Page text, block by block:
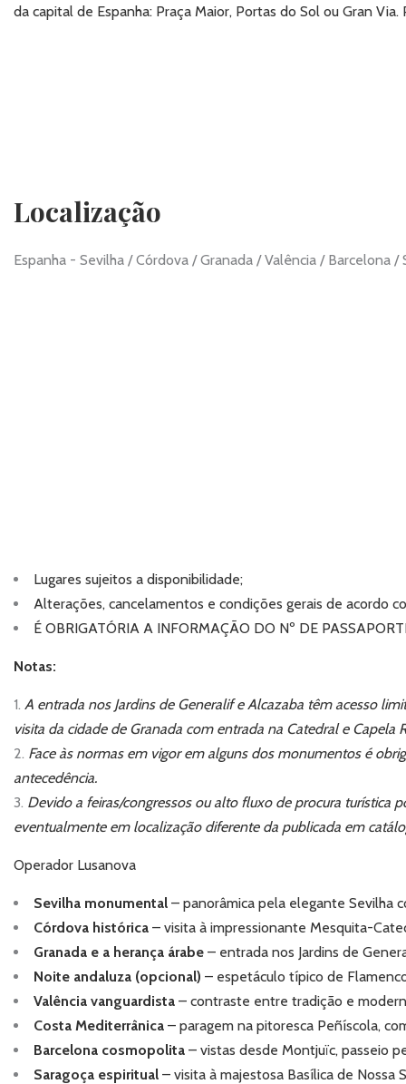
da capital de Espanha: Praça Maior, Portas do Sol ou Gran
Localização
Espanha - Sevilha / Córdova / Granada / Valência / Barcelona /
Lugares sujeitos a disponibilidade;
Alterações, cancelamentos e condições gerais de acordo
É OBRIGATÓRIA A INFORMAÇÃO DO Nº DE
Notas:
A entrada nos Jardins de Generalif e Alcazaba têm acesso
visita da cidade de Granada com entrada na Catedral e Capela
Face às normas em vigor em alguns dos monumentos é
antecedência.
Devido a feiras/congressos ou alto fluxo de procura turística
eventualmente em localização diferente da publicada em
Operador Lusanova
Sevilha monumental – panorâmica pela elegante Sevilha
Córdova histórica – visita à impressionante Mesquita-
Granada e a herança árabe – entrada nos Jardins de
Noite andaluza (opcional) – espetáculo típico de
Valência vanguardista – contraste entre tradição e
Costa Mediterrânica – paragem na pitoresca Peñíscola,
Barcelona cosmopolita – vistas desde Montjuïc, passeio
Saragoça espiritual – visita à majestosa Basílica de Nossa